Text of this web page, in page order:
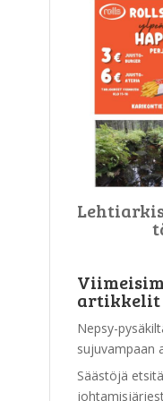
artikkelit
Nepsy-
sujuvampaan
Säästöjä